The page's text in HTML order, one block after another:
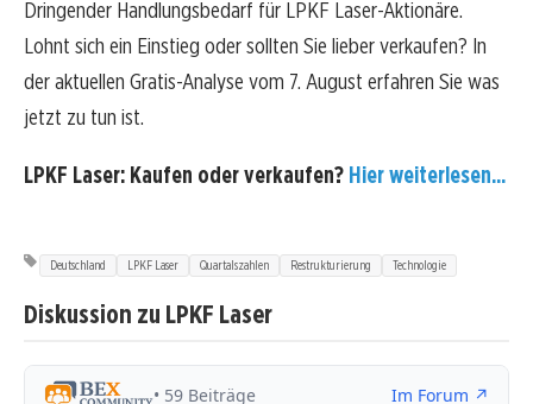
Dringender Handlungsbedarf für LPKF Laser-Aktionäre.
Lohnt sich ein Einstieg oder sollten Sie lieber verkaufen? In
der aktuellen Gratis-Analyse vom 7. August erfahren Sie was
jetzt zu tun ist.
LPKF Laser: Kaufen oder verkaufen? Hier weiterlesen...
Deutschland LPKF Laser Quartalszahlen Restrukturierung Technologie
Diskussion zu LPKF Laser